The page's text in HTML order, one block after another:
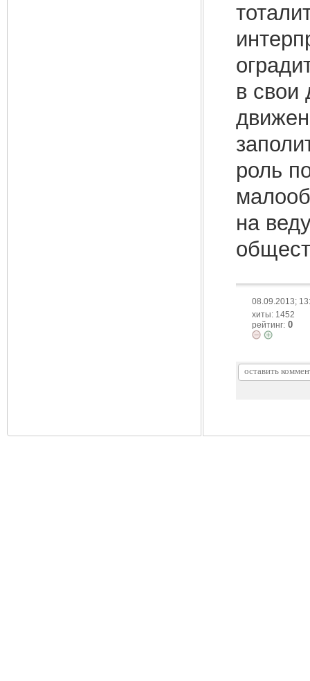
в свои
роль
на
08.09.2013;
хиты: 1452
рейтинг: 0